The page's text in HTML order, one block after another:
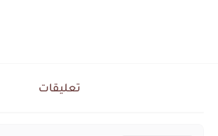
تعليقات